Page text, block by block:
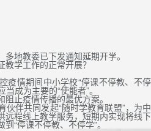
地教委已下发通知延期开学。
学工作的正常开展？
疫情期间中小学校“停课不停教、不停
当成为主要的“使能者”。
止疫情传播的最优方案。
伴共同发起“随时学教育联盟”，为中
远程线上教学服务，短期内实现将线下
“停课不停教、不停学”。